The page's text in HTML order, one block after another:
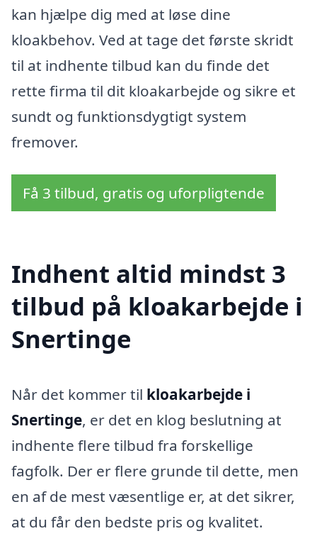
kan hjælpe dig med at løse dine
kloakbehov. Ved at tage det første skridt
til at indhente tilbud kan du finde det
rette firma til dit kloakarbejde og sikre et
sundt og funktionsdygtigt system
fremover.
Få 3 tilbud, gratis og uforpligtende
Indhent altid mindst 3
tilbud på kloakarbejde i
Snertinge
Når det kommer til kloakarbejde i
Snertinge, er det en klog beslutning at
indhente flere tilbud fra forskellige
fagfolk. Der er flere grunde til dette, men
en af de mest væsentlige er, at det sikrer,
at du får den bedste pris og kvalitet.